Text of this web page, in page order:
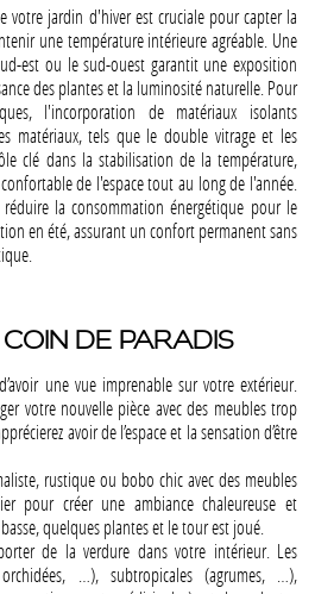
votre jardin d'hiver est cruciale pour capter la
une température intérieure agréable. Une
est ou le sud-ouest garantit une exposition
des plantes et la luminosité naturelle. Pour
l'incorporation de matériaux isolants
matériaux, tels que le double vitrage et les
clé dans la stabilisation de la température,
de l'espace tout au long de l'année.
la consommation énergétique pour le
en été, assurant un confort permanent sans
DE PARADIS
une vue imprenable sur votre extérieur.
votre nouvelle pièce avec des meubles trop
avoir de l’espace et la sensation d’être
rustique ou bobo chic avec des meubles
pour créer une ambiance chaleureuse et
quelques plantes et le tour est joué.
de la verdure dans votre intérieur. Les
…), subtropicales (agrumes, …),